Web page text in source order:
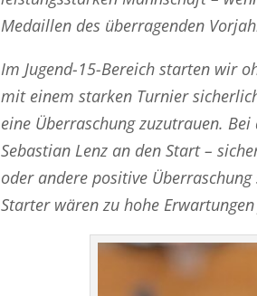
Medaillen des überragenden
Im Jugend-15-Bereich starten wir
mit einem starken Turnier
eine Überraschung zuzutrauen.
Sebastian Lenz an den Start –
oder andere positive
Starter wären zu hohe